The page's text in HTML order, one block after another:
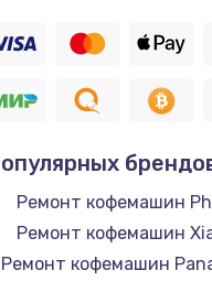
Ремонт кофемашин
Ремонт кофемашин
Ремонт кофемашин